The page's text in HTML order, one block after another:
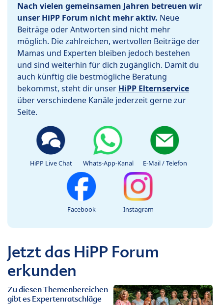
Nach vielen gemeinsamen Jahren betreuen wir
unser HiPP Forum nicht mehr aktiv. Neue
Beiträge oder Antworten sind nicht mehr
möglich. Die zahlreichen, wertvollen Beiträge der
Mamas und Experten bleiben jedoch bestehen
und sind weiterhin für dich zugänglich. Damit du
auch künftig die bestmögliche Beratung
bekommst, steht dir unser HiPP Elternservice
über verschiedene Kanäle jederzeit gerne zur
Seite.
HiPP Live Chat Whats-App-Kanal E-Mail / Telefon
Facebook Instagram
Jetzt das HiPP Forum
erkunden
Zu diesen Themenbereichen
gibt es Expertenratschläge